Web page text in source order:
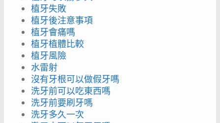
植牙失敗
植牙後注意事項
植牙會痛嗎
植牙植體比較
植牙風險
水雷射
沒有牙根可以做假牙嗎
洗牙前可以吃東西嗎
洗牙前要刷牙嗎
洗牙多久一次